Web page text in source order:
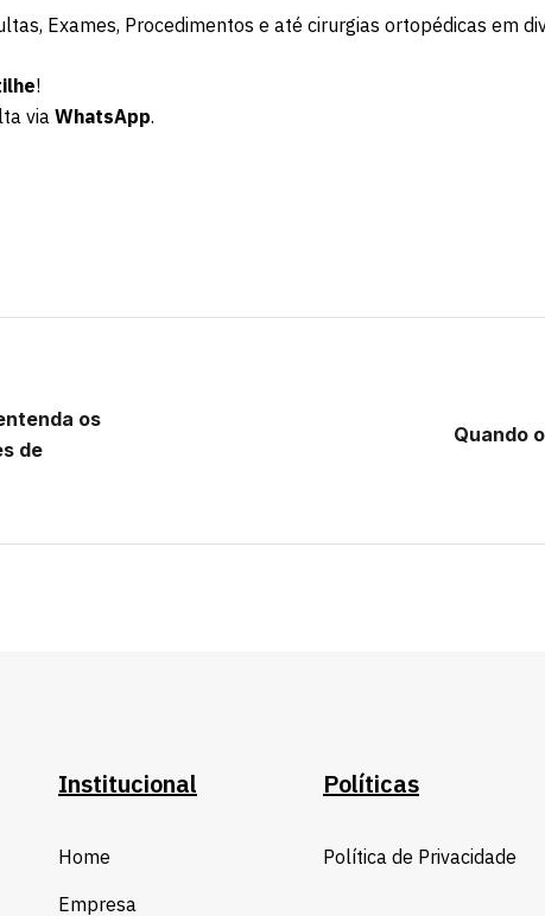
Exames, Procedimentos e até cirurgias ortopédicas em
!
viaWhatsApp.
os
de
Quando
Institucional
Home
Empresa
Políticas
Política de Privacidade